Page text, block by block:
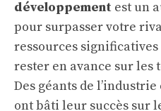
développement est un
pour surpasser votre
ressources
rester en avance sur les
Des géants de
ont bâti leur succès sur